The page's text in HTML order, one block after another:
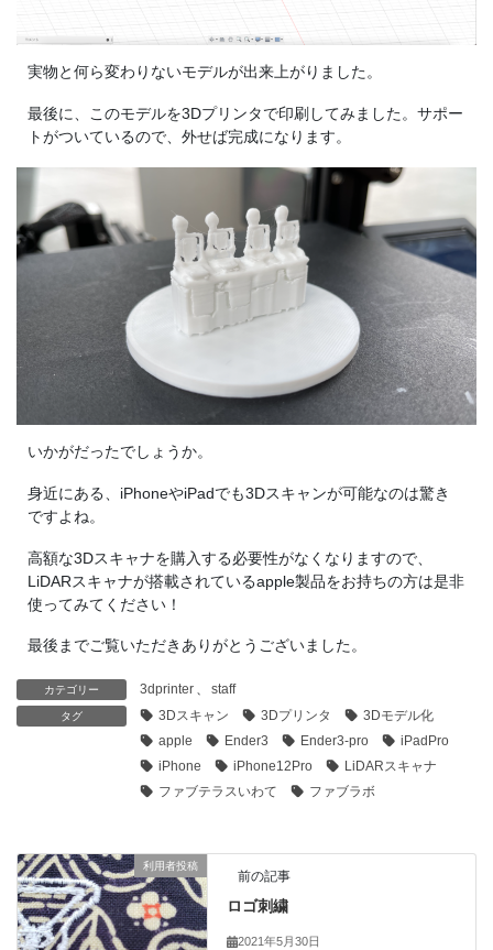
実物と何ら変わりないモデルが出来上がりました。
最後に、このモデルを3Dプリンタで印刷してみました。サポー
トがついているので、外せば完成になります。
いかがだったでしょうか。
身近にある、iPhoneやiPadでも3Dスキャンが可能なのは驚き
ですよね。
高額な3Dスキャナを購入する必要性がなくなりますので、
LiDARスキャナが搭載されているapple製品をお持ちの方は是非
使ってみてください！
最後までご覧いただきありがとうございました。
カテゴリー 3dprinter 、 staff
タグ 3Dスキャン 3Dプリンタ
3Dモデル化
apple
Ender3 Ender3-pro
iPadPro
iPhone
iPhone12Pro
LiDARスキャナ
ファブテラスいわて
ファブラボ
利用者投稿
前の記事
ロゴ刺繍
2021年5月30日